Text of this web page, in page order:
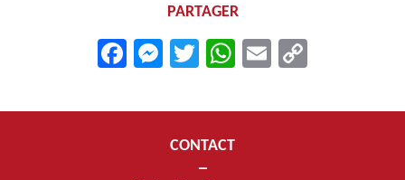
PARTAGER
Facebook
Messenger
TwitterWhatsApp
Email
CONTACT